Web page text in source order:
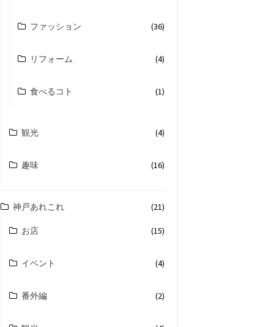
ファッション (36)
リフォーム (4)
食べるコト (1)
観光 (4)
趣味 (16)
神戸あれこれ (21)
お店 (15)
イベント (4)
番外編 (2)